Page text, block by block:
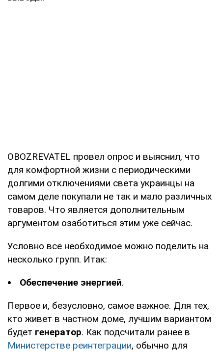
OBOZREVATEL провел опрос и выяснил, что
для комфортной жизни с периодическими
долгими отключениями света украинцы на
самом деле покупали не так и мало различных
товаров. Что является дополнительным
аргументом озаботиться этим уже сейчас.
Условно все необходимое можно поделить на
несколько групп. Итак:
Обеспечение энергией.
Первое и, безусловно, самое важное. Для тех,
кто живет в частном доме, лучшим вариантом
будет генератор. Как подсчитали ранее в
Министерстве реинтеграции, обычно для